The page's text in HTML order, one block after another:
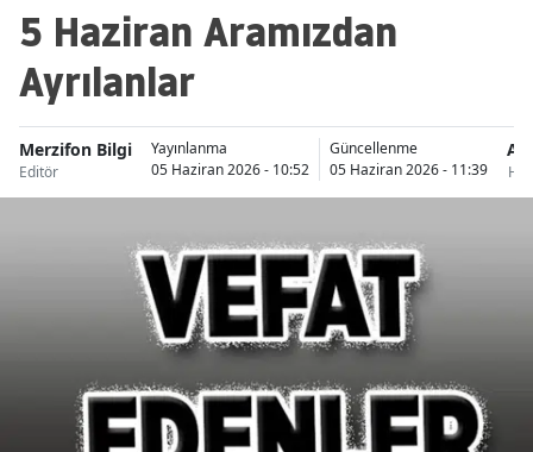
5 Haziran Aramızdan
Ayrılanlar
Merzifon Bilgi
Editör
Yayınlanma
05 Haziran 2026 - 10:52
Güncellenme
05 Haziran 2026 - 11:39